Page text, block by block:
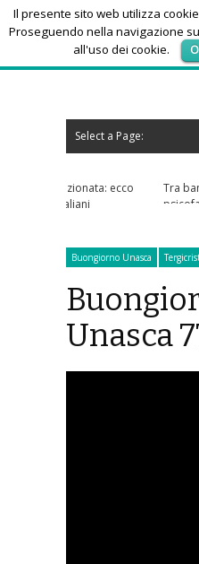
Select a Page:
Tra bambini e
psicofarmaci,
Buongiorno Unasca
Unasca
Il presente sito web utilizza
Proseguendo nella navigazione
all'uso dei cookie.